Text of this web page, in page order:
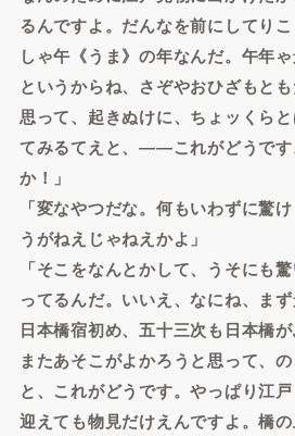
るんですよ。だんなを前にしてり
しゃ午《うま》の年なんだ。午年
というからね、さぞやおひざもと
思って、起きぬけに、ちょッくら
てみるてえと、――これがどうです
か！」
「変なやつだな。何もいわずに驚
うがねえじゃねえかよ」
「そこをなんとかして、うそにも
ってるんだ。いいえ、なにね、ま
日本橋宿初め、五十三次も日本橋
またあそこがよかろうと思って、
と、これがどうです。やっぱり江
迎えても物見だけえんですよ。橋